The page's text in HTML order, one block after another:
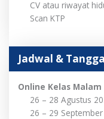
CV atau riwayat
Scan KTP
Jadwal &
Online Kelas
26 – 28 Agustus
26 – 29